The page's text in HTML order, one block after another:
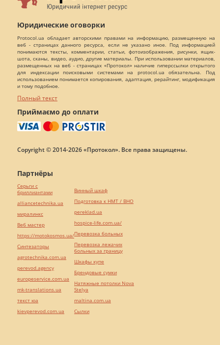
Юридические оговорки
Protocol.ua обладает авторскими правами на информацию, размещенную на
веб - страницах данного ресурса, если не указано иное. Под информацией
понимаются тексты, комментарии, статьи, фотоизображения, рисунки, ящик-
шота, сканы, видео, аудио, другие материалы. При использовании материалов,
размещенных на веб - страницах «Протокол» наличие гиперссылки открытого
для индексации поисковыми системами на protocol.ua обязательна. Под
использованием понимается копирования, адаптация, рерайтинг, модификация
и тому подобное.
Полный текст
Приймаємо до оплати
Copyright © 2014-2026 «Протокол». Все права защищены.
Партнёры
Серьги с
бриллиантами
alliancetechnika.ua
миралинкс
Веб мастер
https://motokosmos.ua/
Синтезаторы
agrotechnika.com.ua
perevod.agency
europeservice.com.ua
mk-translations.ua
текст юа
kievperevod.com.ua
Винный шкаф
Подготовка к НМТ / ВНО
pereklad.ua
hospice-life.com.ua/
Перевозка больных
Перевозка лежачих
больных за границу
Шкафы купе
Брендовые сумки
Натяжные потолки Nova
Stelya
maltina.com.ua
Cылки